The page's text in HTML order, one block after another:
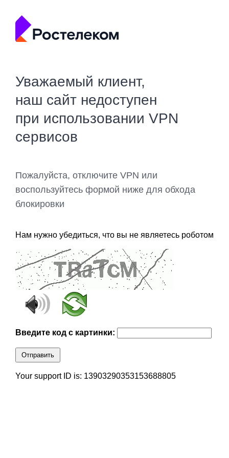
Уважаемый клиент,
наш сайт недоступен
при использовании VPN
сервисов
Пожалуйста, отключите VPN или
воспользуйтесь формой ниже для обхода
блокировки
Нам нужно убедиться, что вы не являетесь роботом
Введите код с картинки:
Отправить
Your support ID is: 13903290353153688805